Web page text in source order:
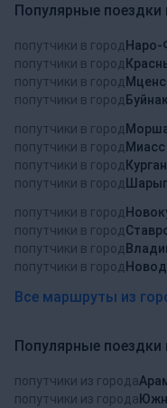
Популярные поездки
попутчики в город
попутчики в город
попутчики в город
попутчики в город
попутчики в город
попутчики в город Миасс
попутчики в город
попутчики в город
попутчики в город
попутчики в город
попутчики в город
попутчики в город
Все маршруты из
Популярные поездки
попутчики из города
попутчики из города